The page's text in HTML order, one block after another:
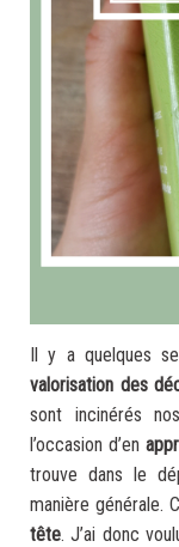
Il y a quelques
valorisation des
sont incinérés
l’occasion d’en
trouve dans le
manière générale.
tête. J’ai donc